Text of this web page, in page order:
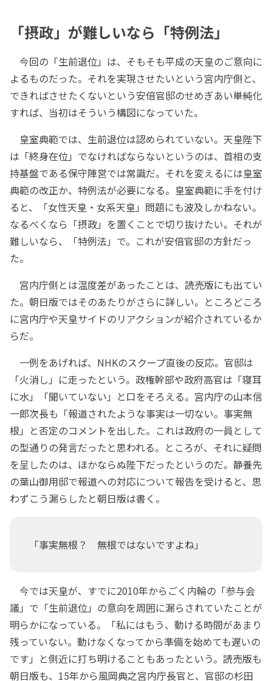
「摂政」が難しいなら「特例法」
今回の「生前退位」は、そもそも平成の天皇のご意向に
よるものだった。それを実現させたいという宮内庁側と、
できればさせたくないという安倍官邸のせめぎあい――単純化
すれば、当初はそういう構図になっていた。
皇室典範では、生前退位は認められていない。天皇陛下
は「終身在位」でなければならないというのは、首相の支
持基盤である保守陣営では常識だ。それを変えるには皇室
典範の改正か、特例法が必要になる。皇室典範に手を付け
ると、「女性天皇・女系天皇」問題にも波及しかねない。
なるべくなら「摂政」を置くことで切り抜けたい。それが
難しいなら、「特例法」で。これが安倍官邸の方針だっ
た。
宮内庁側とは温度差があったことは、読売版にも出てい
た。朝日版ではそのあたりがさらに詳しい。ところどころ
に宮内庁や天皇サイドのリアクションが紹介されているか
らだ。
一例をあげれば、NHKのスクープ直後の反応。官邸は
「火消し」に走ったという。政権幹部や政府高官は「寝耳
に水」「聞いていない」と口をそろえる。宮内庁の山本信
一郎次長も「報道されたような事実は一切ない。事実無
根」と否定のコメントを出した。これは政府の一員として
の型通りの発言だったと思われる。ところが、それに疑問
を呈したのは、ほかならぬ陛下だったというのだ。静養先
の葉山御用邸で報道への対応について報告を受けると、思
わずこう漏らしたと朝日版は書く。
「事実無根？ 無根ではないですよね」
今では天皇が、すでに2010年からごく内輪の「参与会
議」で「生前退位」の意向を周囲に漏らされていたことが
明らかになっている。「私にはもう、動ける時間があまり
残っていない。動けなくなってから準備を始めても遅いの
です」と側近に打ち明けることもあったという。読売版も
朝日版も、15年から風岡典之宮内庁長官と、官邸の杉田